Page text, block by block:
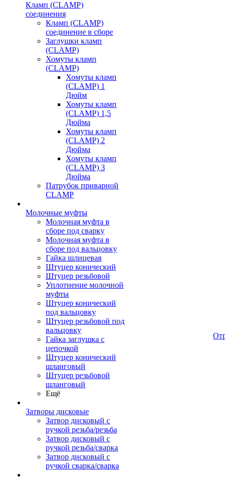
Кламп (CLAMP)
соединения
Кламп (CLAMP)
соединение в сборе
Заглушки кламп
(CLAMP)
Хомуты кламп
(CLAMP)
Хомуты кламп
(CLAMP) 1
Дюйм
Хомуты кламп
(CLAMP) 1,5
Дюйма
Хомуты кламп
(CLAMP) 2
Дюйма
Хомуты кламп
(CLAMP) 3
Дюйма
Патрубок приварной
CLAMP
Молочные муфты
Молочная муфта в
сборе под сварку
Молочная муфта в
сборе под вальцовку
Гайка шлицевая
Штуцер конический
Штуцер резьбовой
Уплотнение молочной
муфты
Штуцер конический
под вальцовку
Штуцер резьбовой под
вальцовку
Гайка заглушка с
цепочкой
Штуцер конический
шланговый
Штуцер резьбовой
шланговый
Ещё
Затворы дисковые
Затвор дисковый с
ручкой резьба/резьба
Затвор дисковый с
ручкой резьба/сварка
Затвор дисковый с
ручкой сварка/сварка